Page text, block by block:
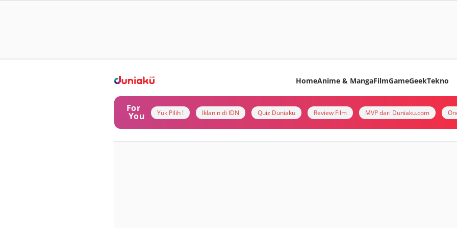
HomeAnime & MangaFilmGameGeekTekno
For
You Yuk Pilih ! Iklanin di IDN Quiz Duniaku Review Film MVP dari Duniaku.com